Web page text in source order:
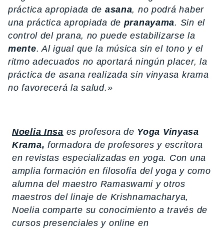
práctica apropiada de asana, no podrá haber
una práctica apropiada de pranayama. Sin el
control del prana, no puede estabilizarse la
mente. Al igual que la música sin el tono y el
ritmo adecuados no aportará ningún placer, la
práctica de asana realizada sin vinyasa krama
no favorecerá la salud.»
Noelia Insa es profesora de Yoga Vinyasa
Krama, formadora de profesores y escritora
en revistas especializadas en yoga. Con una
amplia formación en filosofía del yoga y como
alumna del maestro Ramaswami y otros
maestros del linaje de Krishnamacharya,
Noelia comparte su conocimiento a través de
cursos presenciales y online en